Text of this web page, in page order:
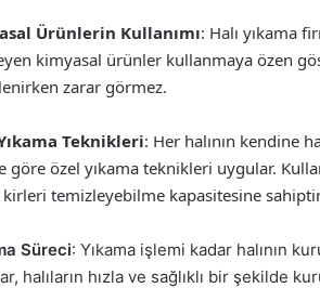
Ürünlerin Kullanımı: Halı yıkama
kimyasal ürünler kullanmaya özen
zarar görmez.
Teknikleri: Her halının kendine
göre özel yıkama teknikleri uygular.
kirleri temizleyebilme kapasitesine
Süreci: Yıkama işlemi kadar halının
halıların hızla ve sağlıklı bir şekilde